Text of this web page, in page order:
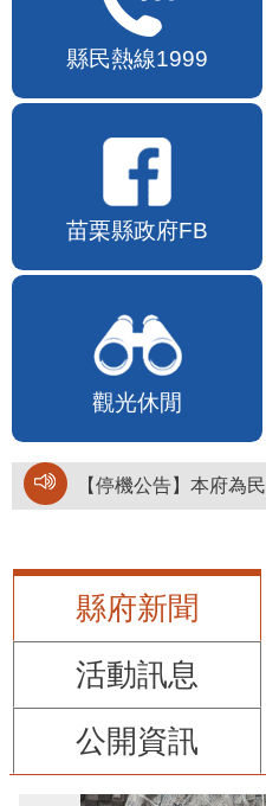
縣民熱線1999
苗栗縣政府FB
觀光休閒
縣府新聞
活動訊息
公開資訊